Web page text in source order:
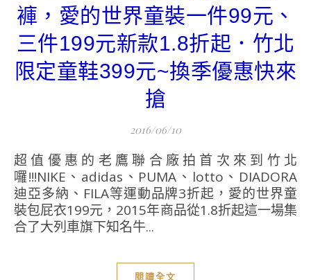
褲，愛的世界童裝一件99元、
三件199元新款1.8折起．竹北
限定童鞋399元~換季優惠快來
搶
2016/06/10
超值優惠的老鷹聯合廠拍首次來到竹北
囉!!!NIKE、adidas、PUMA、lotto、DIADORA
迪亞多納、FILA等運動品牌3折起，愛的世界童
裝包屁衣199元，2015年商品從1.8折起這一場集
合了大列車旗下知名牛...
閱讀全文